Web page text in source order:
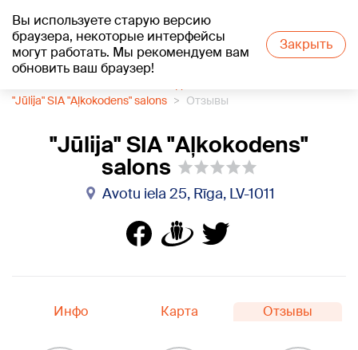
Вы используете старую версию
браузера, некоторые интерфейсы
могут работать. Мы рекомендуем вам
обновить ваш браузер!
Закрыть
+26°C
"Jūlija" SIA "Aļkokodens" salons
Отзывы
"Jūlija" SIA "Aļkokodens"
salons
Avotu iela 25, Rīga, LV-1011
Инфо Карта Отзывы